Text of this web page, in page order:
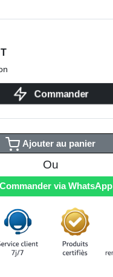
Commander
Ajouter au panier
Ou
via WhatsApp